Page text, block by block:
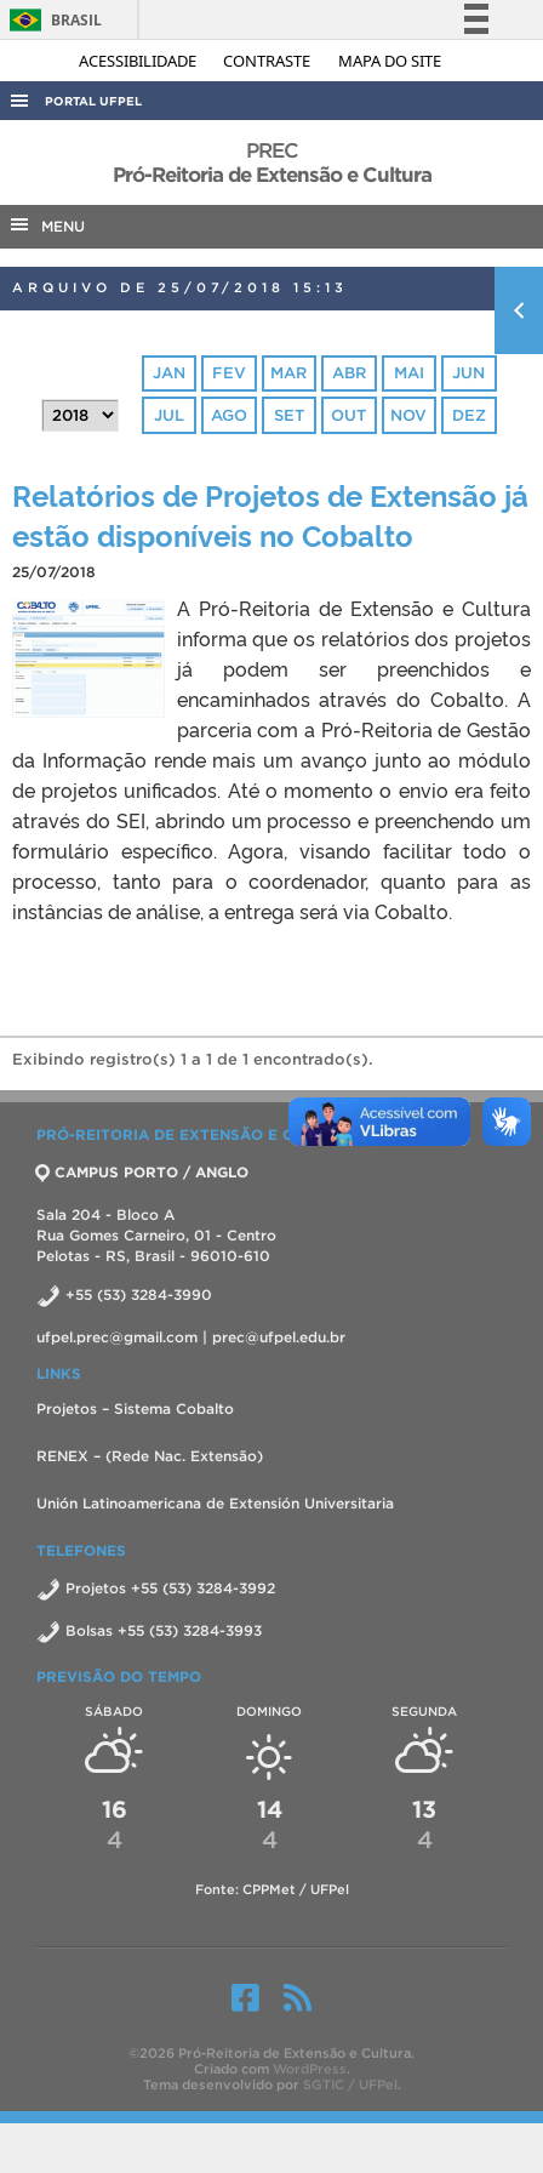
ACESSIBILIDADE CONTRASTE MAPA DO SITE
BRASIL
Simplifique!
Acesso à informação
Legislação
PORTAL UFPEL
AUDITORIA
COBALTO
CONCURSOS
PORTARIAS
PREC
Pró-Reitoria de Extensão e Cultura
MENU
ARQUIVO DE 25/07/2018 15:13
JAN FEV MAR ABR MAI JUN
JUL AGO SET OUT NOV DEZ
Relatórios de Projetos de Extensão já
estão disponíveis no Cobalto
25/07/2018
A Pró-Reitoria de Extensão e Cultura
informa que os relatórios dos projetos
já podem ser preenchidos e
encaminhados através do Cobalto. A
parceria com a Pró-Reitoria de Gestão
da Informação rende mais um avanço junto ao módulo
de projetos unificados. Até o momento o envio era feito
através do SEI, abrindo um processo e preenchendo um
formulário específico. Agora, visando facilitar todo o
processo, tanto para o coordenador, quanto para as
instâncias de análise, a entrega será via Cobalto.
Exibindo registro(s) 1 a 1 de 1 encontrado(s).
PRÓ-REITORIA DE EXTENSÃO E CULTURA
CAMPUS PORTO / ANGLO
Sala 204 - Bloco A
Rua Gomes Carneiro, 01 - Centro
Pelotas - RS, Brasil - 96010-610
+55 (53) 3284-3990
ufpel.prec@gmail.com | prec@ufpel.edu.br
LINKS
Projetos – Sistema Cobalto
RENEX – (Rede Nac. Extensão)
Unión Latinoamericana de Extensión Universitaria
TELEFONES
Projetos +55 (53) 3284-3992
Bolsas +55 (53) 3284-3993
PREVISÃO DO TEMPO
SÁBADO
16
4
DOMINGO
14
4
SEGUNDA
13
4
Fonte: CPPMet / UFPel
©2026 Pró-Reitoria de Extensão e Cultura.
Criado com WordPress.
Tema desenvolvido por SGTIC / UFPel .